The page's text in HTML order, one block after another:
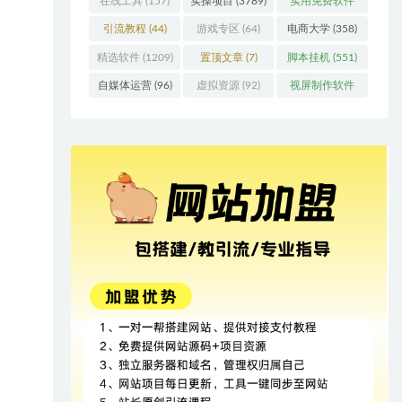
(415)
引流教程 (44) 游戏专区 (64) 电商大学 (358)
精选软件(1209) 置顶文章(7) 脚本挂机 (551)
自媒体运营(96) 虚拟资源 (92) 视屏制作软件